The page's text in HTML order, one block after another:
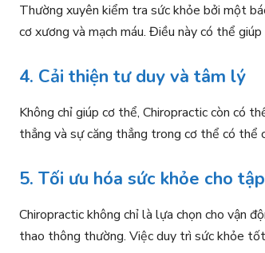
Thường xuyên kiểm tra sức khỏe bởi một
cơ xương và mạch máu. Điều này có thể
4. Cải thiện tư duy và tâm lý
Không chỉ giúp cơ thể, Chiropractic còn có
thẳng và sự căng thẳng trong cơ thể có thể
5. Tối ưu hóa sức khỏe cho
Chiropractic không chỉ là lựa chọn cho vận
thao thông thường. Việc duy trì sức khỏe